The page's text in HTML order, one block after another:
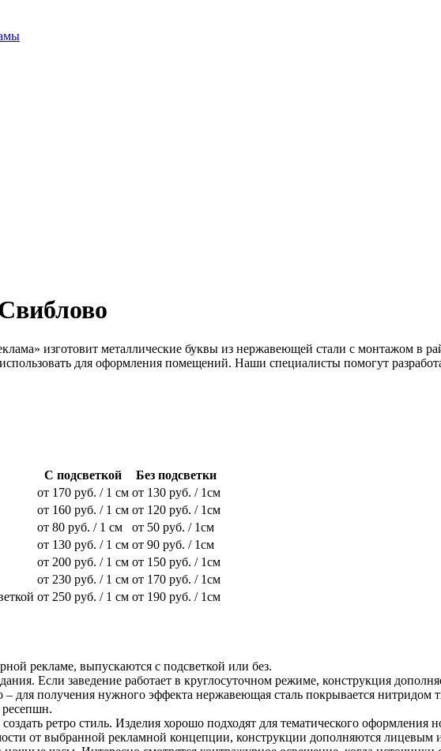
изготовит металлические буквы из нержавеющей стали с монтажом в
для оформления помещений. Наши специалисты помогут
С подсветкой
Без подсветки
от 170 руб. / 1 см от 130 руб. / 1см
от 160 руб. / 1 см от 120 руб. / 1см
от 80 руб. / 1 см
от 50 руб. / 1см
от 130 руб. / 1 см от 90 руб. / 1см
от 200 руб. / 1 см от 150 руб. / 1см
от 230 руб. / 1 см от 170 руб. / 1см
от 250 руб. / 1 см от 190 руб. / 1см
рекламе, выпускаются с подсветкой или без.
Если заведение работает в круглосуточном режиме, конструкция
для получения нужного эффекта нержавеющая сталь покрывается нитридом
ретро стиль. Изделия хорошо подходят для тематического оформления
от выбранной рекламной концепции, конструкции дополняются